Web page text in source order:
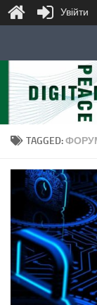
Skip to content
TAGGED:
Увійти